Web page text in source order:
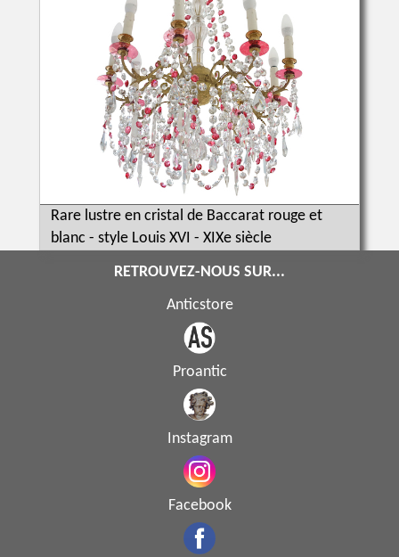
Rare lustre en cristal de Baccarat rouge et
blanc - style Louis XVI - XIXe siècle
RETROUVEZ-NOUS SUR...
Anticstore
Proantic
Instagram
Facebook